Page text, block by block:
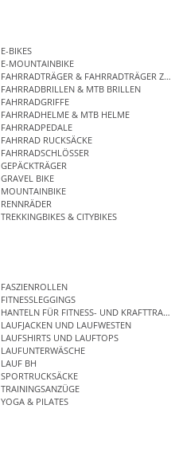
E-BIKES
E-MOUNTAINBIKE
FAHRRADTRÄGER & FAHRRADTRÄGER
FAHRRADBRILLEN & MTB BRILLEN
FAHRRADGRIFFE
FAHRRADHELME & MTB HELME
FAHRRADPEDALE
FAHRRAD RUCKSÄCKE
FAHRRADSCHLÖSSER
GEPÄCKTRÄGER
GRAVEL BIKE
MOUNTAINBIKE
RENNRÄDER
TREKKINGBIKES & CITYBIKES
FASZIENROLLEN
FITNESSLEGGINGS
HANTELN FÜR FITNESS- UND
LAUFJACKEN UND LAUFWESTEN
LAUFSHIRTS UND LAUFTOPS
LAUFUNTERWÄSCHE
LAUF BH
SPORTRUCKSÄCKE
TRAININGSANZÜGE
YOGA & PILATES